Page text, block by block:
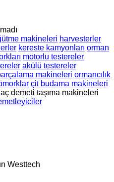
makineleri harvesterler
kereste kamyonları orman
motorlu testereler
akülü testereler
makineleri ormancılık
çit budama makineleri
demeti taşıma makineleri
Westtech